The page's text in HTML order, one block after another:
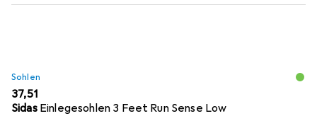
Sohlen
EUR
37,51
Sidas Einlegesohlen 3 Feet Run Sense Low